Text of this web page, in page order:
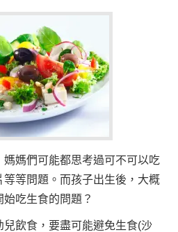
媽們可能都思考過可不可以吃
等問題。而孩子出生後，大概
吃生食的問題？
飲食，要盡可能避免生食(沙